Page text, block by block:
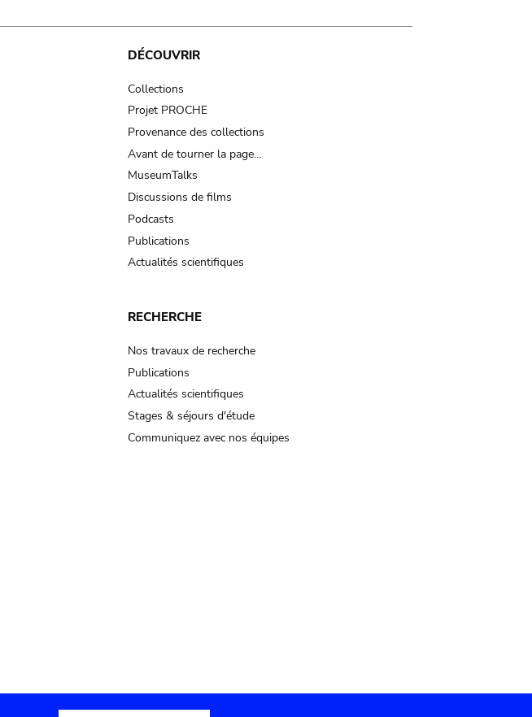
DÉCOUVRIR
Collections
Projet PROCHE
Provenance des collections
Avant de tourner la page…
MuseumTalks
Discussions de films
Podcasts
Publications
Actualités scientifiques
RECHERCHE
Nos travaux de recherche
Publications
Actualités scientifiques
Stages & séjours d'étude
Communiquez avec nos équipes